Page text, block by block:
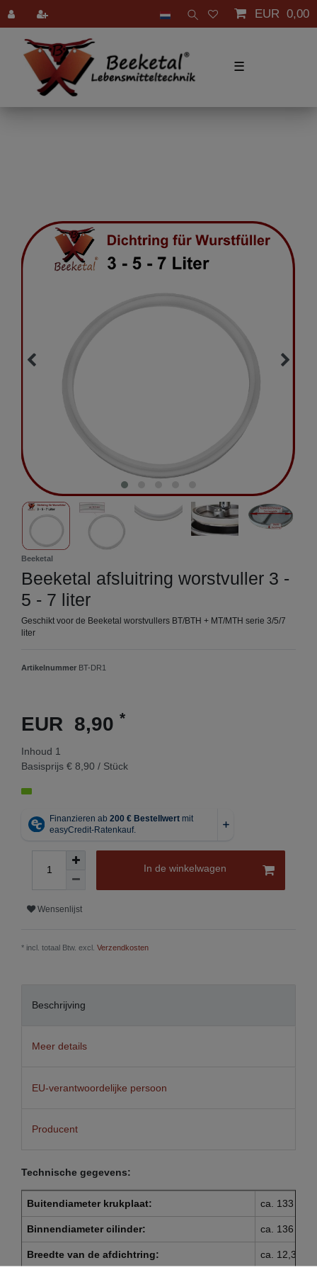
EUR 0,00
☰
Beeketal
Beeketal afsluitring worstvuller 3 -
5 - 7 liter
Geschikt voor de Beeketal worstvullers BT/BTH + MT/MTH serie 3/5/7
liter
Artikelnummer BT-DR1
EUR 8,90 *
Inhoud 1
Basisprijs € 8,90 / Stück
In de winkelwagen
Wensenlijst
* incl. totaal Btw. excl. Verzendkosten
Beschrijving
Meer details
EU-verantwoordelijke persoon
Producent
Technische gegevens:
Buitendiameter krukplaat: ca. 133 mm
Binnendiameter cilinder: ca. 136 mm
Breedte van de afdichtring: ca. 12,3 mm